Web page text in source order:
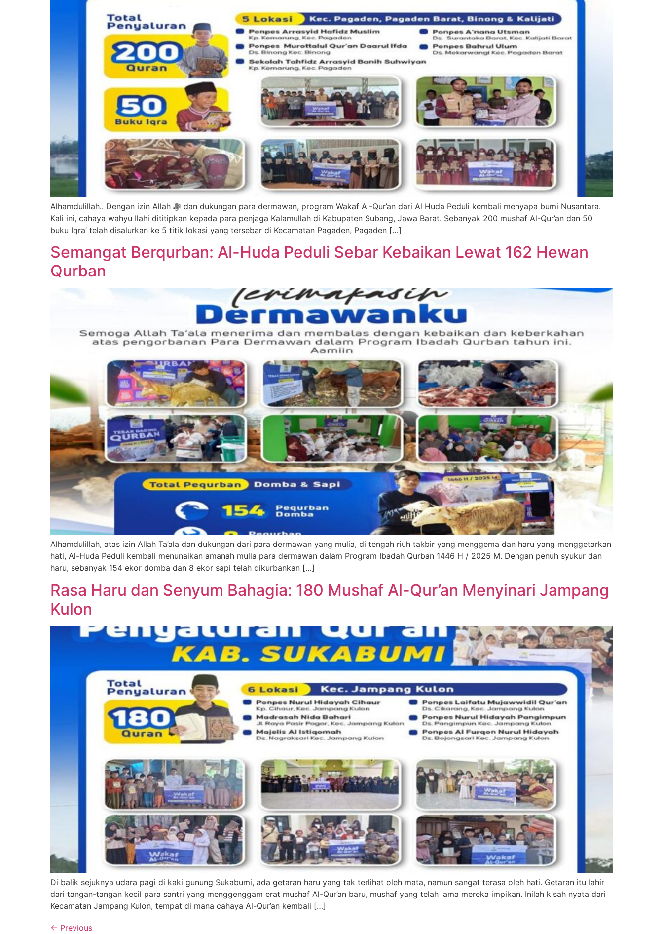
Alhamdulillah.. Dengan izin Allah ﷻ dan dukungan para dermawan, program Wakaf Al-Qur’an dari Al Huda Peduli kembali menyapa bumi Nusantara.
Kali ini, cahaya wahyu Ilahi dititipkan kepada para penjaga Kalamullah di Kabupaten Subang, Jawa Barat. Sebanyak 200 mushaf Al-Qur’an dan 50
buku Iqra’ telah disalurkan ke 5 titik lokasi yang tersebar di Kecamatan Pagaden, Pagaden […]
Semangat Berqurban: Al-Huda Peduli Sebar Kebaikan Lewat 162 Hewan
Qurban
Alhamdulillah, atas izin Allah Ta’ala dan dukungan dari para dermawan yang mulia, di tengah riuh takbir yang menggema dan haru yang menggetarkan
hati, Al-Huda Peduli kembali menunaikan amanah mulia para dermawan dalam Program Ibadah Qurban 1446 H / 2025 M. Dengan penuh syukur dan
haru, sebanyak 154 ekor domba dan 8 ekor sapi telah dikurbankan […]
Rasa Haru dan Senyum Bahagia: 180 Mushaf Al-Qur’an Menyinari Jampang
Kulon
Di balik sejuknya udara pagi di kaki gunung Sukabumi, ada getaran haru yang tak terlihat oleh mata, namun sangat terasa oleh hati. Getaran itu lahir
dari tangan-tangan kecil para santri yang menggenggam erat mushaf Al-Qur’an baru, mushaf yang telah lama mereka impikan. Inilah kisah nyata dari
Kecamatan Jampang Kulon, tempat di mana cahaya Al-Qur’an kembali […]
← Previous